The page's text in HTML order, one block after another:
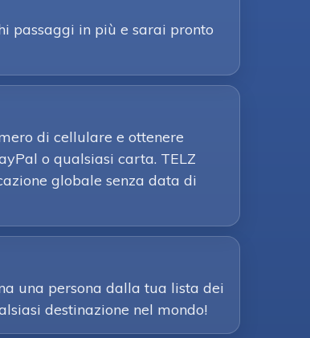
passaggi in più e sarai pronto
di cellulare e ottenere
o qualsiasi carta. TELZ
globale senza data di
una persona dalla tua lista dei
destinazione nel mondo!